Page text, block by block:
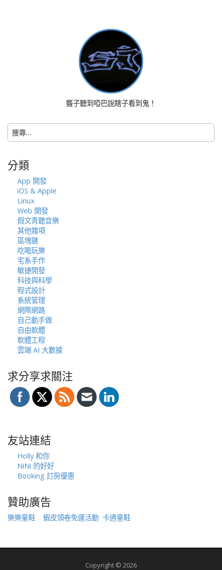
i
o
n
聾子聽到啞巴說瞎子看到鬼！
搜
尋
字:
分類
App 開發
iOS & Apple
Linux
Web 開發
假文青聽音樂
其他雜項
區塊鏈
吃喝玩樂
宅系手作
敏捷開發
科技與科學
程式設計
系統管理
網際網路
自己動手做
自由軟體
軟體工程
雲端 AI 大數據
求分享求關注
友站連結
Holly 和你
NiNi 的好好
Booking 訂房優惠
贊助廣告
樂樂童鞋 蝦皮領卷免運活動 卡通童鞋
Copyright © 2026